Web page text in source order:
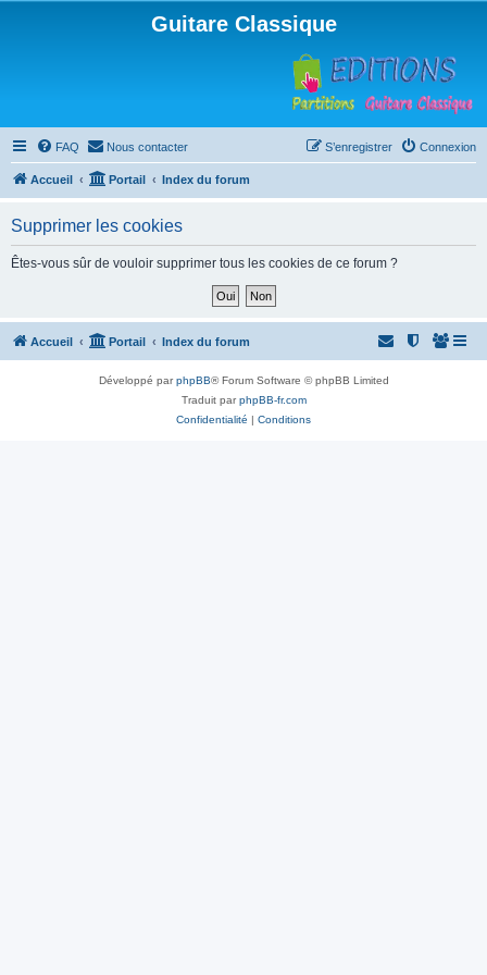
Guitare Classique
FAQ Nous contacter Connexion
S’enregistrer
Accueil Portail Index du forum
Supprimer les cookies
Êtes-vous sûr de vouloir supprimer tous les cookies de ce forum ?
Accueil Portail Index du forum
Développé parphpBB® Forum Software © phpBB Limited
Traduit parphpBB-fr.com
Confidentialité | Conditions